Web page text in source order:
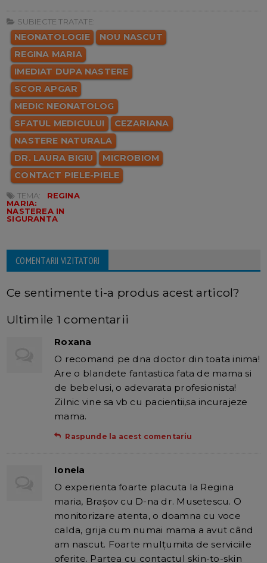
SUBIECTE TRATATE:
NEONATOLOGIE
NOU NASCUT
REGINA MARIA
IMEDIAT DUPA NASTERE
SCOR APGAR
MEDIC NEONATOLOG
SFATUL MEDICULUI
CEZARIANA
NASTERE NATURALA
DR. LAURA BIGIU
MICROBIOM
CONTACT PIELE-PIELE
TEMA:
REGINA
MARIA:
NASTEREA IN
SIGURANTA
COMENTARII VIZITATORI
Ce sentimente ti-a produs acest articol?
Ultimile 1 comentarii
Roxana
O recomand pe dna doctor din toata inima!
Are o blandete fantastica fata de mama si
de bebelusi, o adevarata profesionista!
Zilnic vine sa vb cu pacientii,sa incurajeze
mama.
Raspunde la acest comentariu
Ionela
O experienta foarte placuta la Regina
maria, Braşov cu D-na dr. Musetescu. O
monitorizare atenta, o doamna cu voce
calda, grija cum numai mama a avut când
am nascut. Foarte mulţumita de serviciile
oferite. Partea cu contactul skin-to-skin